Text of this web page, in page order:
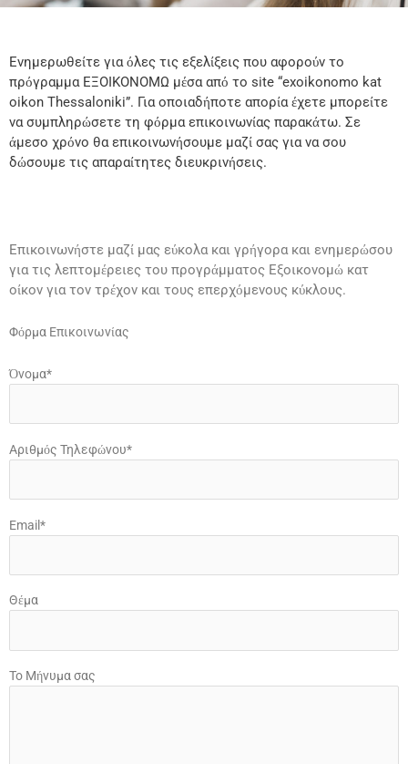
Ενημερωθείτε για όλες τις εξελίξεις που αφορούν το
πρόγραμμα ΕΞΟΙΚΟΝΟΜΩ μέσα από το site “exoikonomo kat
oikon Thessaloniki”. Για οποιαδήποτε απορία έχετε μπορείτε
να συμπληρώσετε τη φόρμα επικοινωνίας παρακάτω. Σε
άμεσο χρόνο θα επικοινωνήσουμε μαζί σας για να σου
δώσουμε τις απαραίτητες διευκρινήσεις.
Επικοινωνήστε μαζί μας εύκολα και γρήγορα και ενημερώσου
για τις λεπτομέρειες του προγράμματος Εξοικονομώ κατ
οίκον για τον τρέχον και τους επερχόμενους κύκλους.
Φόρμα Επικοινωνίας
Όνομα*
Αριθμός Τηλεφώνου*
Email*
Θέμα
Το Μήνυμα σας